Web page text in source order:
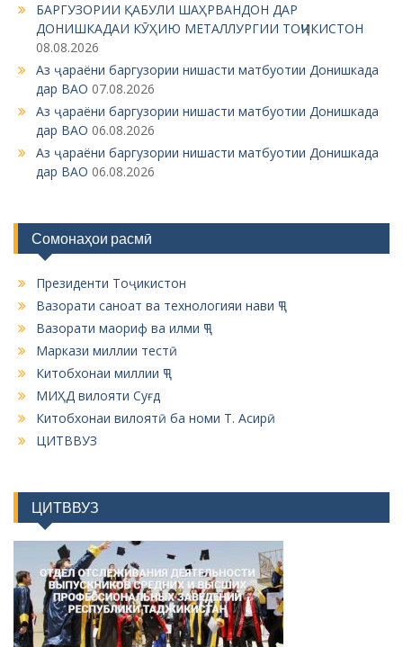
v
g
БАРГУЗОРИИ ҚАБУЛИ ШАҲРВАНДОН ДАР
ДОНИШКАДАИ КӮҲИЮ МЕТАЛЛУРГИИ ТОҶИКИСТОН
08.08.2026
Аз ҷараёни баргузории нишасти матбуотии Донишкада
дар ВАО 07.08.2026
Аз ҷараёни баргузории нишасти матбуотии Донишкада
дар ВАО 06.08.2026
Аз ҷараёни баргузории нишасти матбуотии Донишкада
дар ВАО 06.08.2026
Сомонаҳои расмӣ
Президенти Тоҷикистон
Вазорати саноат ва технологияи нави ҶТ
Вазорати маориф ва илми ҶТ
Маркази миллии тестӣ
Китобхонаи миллии ҶТ
МИҲД вилояти Суғд
Китобхонаи вилоятӣ ба номи Т. Асирӣ
ЦИТВВУЗ
ЦИТВВУЗ